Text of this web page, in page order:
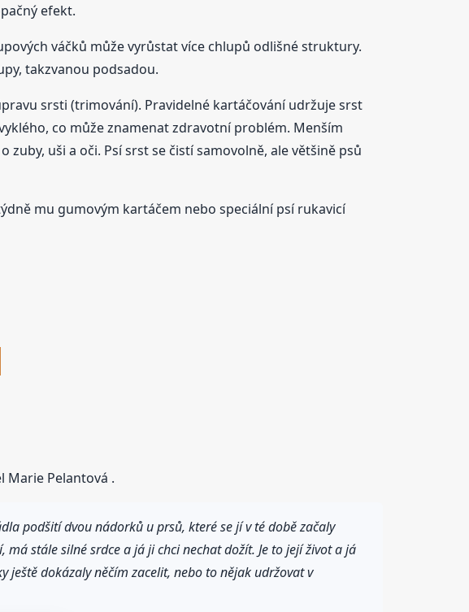
efekt.
váčků může vyrůstat více chlupů odlišné struktury.
takzvanou podsadou.
srsti (trimování). Pravidelné kartáčování udržuje srst
co může znamenat zdravotní problém. Menším
uši a oči. Psí srst se čistí samovolně, ale většině psů
mu gumovým kartáčem nebo speciální psí rukavicí
Marie Pelantová .
podšití dvou nádorků u prsů, které se jí v té době začaly
stále silné srdce a já ji chci nechat dožít. Je to její život a já
dokázaly něčím zacelit, nebo to nějak udržovat v